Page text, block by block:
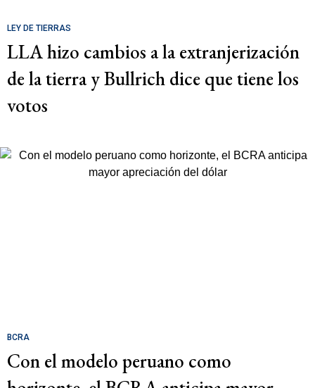
LEY DE TIERRAS
LLA hizo cambios a la extranjerización
de la tierra y Bullrich dice que tiene los
votos
BCRA
Con el modelo peruano como